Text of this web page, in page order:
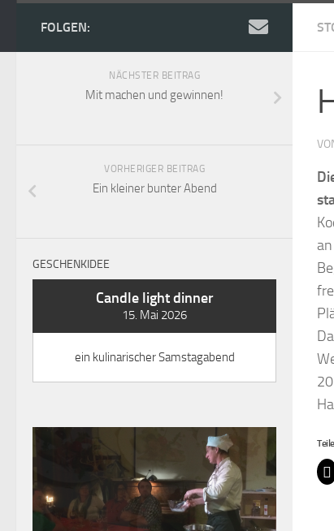
FOLGEN:
NÄCHSTER BEITRAG
Mit machen und gewinnen!
VORHERIGER BEITRAG
Ein kleiner bunter Abend
GESCHENKIDEE
Candle light dinner
15. Mai 2026
ein kulinarischer Samstagabend